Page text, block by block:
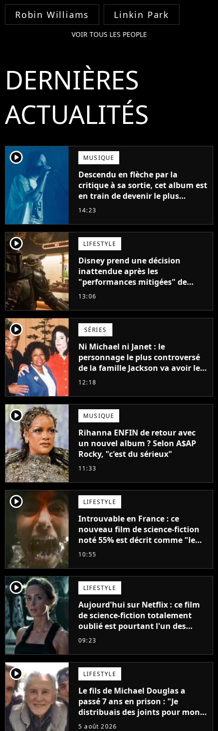
Robin Williams Linkin Park
VOIR TOUS LES PEOPLE
DERNIÈRES
ACTUALITÉS
player2 MUSIQUE
Descendu en flèche par la
critique à sa sortie, cet album est
en train de devenir le plus
populaire de son auteur
14:23
player2 LIFESTYLE
Disney prend une décision
inattendue après les
"performances mitigées" de
Vaiana et The Mandalorian &
13:06
player2 SÉRIES
Ni Michael ni Janet : le
personnage le plus controversé
de la famille Jackson va avoir le
droit à sa propre série
12:18
player2 MUSIQUE
Rihanna ENFIN de retour avec
un nouvel album ? Selon A$AP
Rocky, "c'est du sérieux"
11:33
player2 LIFESTYLE
Introuvable en France : ce
nouveau film de science-fiction
noté 55% est décrit comme "le
plus stupide de l'année"
10:55
player2 LIFESTYLE
Aujourd'hui sur Netflix : ce film
de science-fiction totalement
oublié est pourtant l'un des
meilleurs des années 2010
09:23
player2 LIFESTYLE
Le fils de Michael Douglas a
passé 7 ans en prison : "Je
distribuais des joints pour mon
père"
5 août 2026